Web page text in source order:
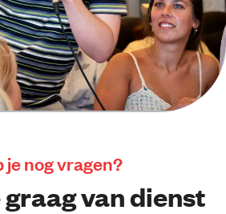
je nog vragen?
graag van dienst